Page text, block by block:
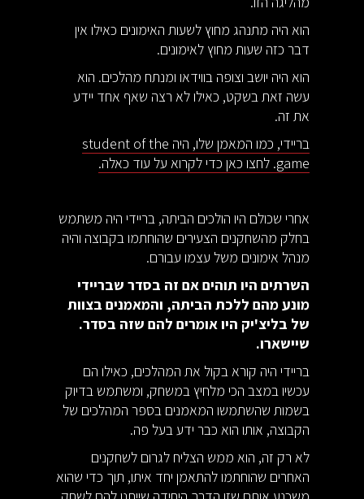
הוא היה מתנהג מחוץ לשעות האימונים כאילו אין
דבר כזה שעות מחוץ לאימונים.
הוא היה יושב וצופה בווידאו ומנתח מהלכים. הוא
עשה זאת בשקט, כאילו לא רצה שאף אחד יידע
את זה.
בריידי, כמו המאמן שלו, היה student of the
game. לחצו כאן כדי לקרוא על עוד כאלה.
אחרי שכולם היו הולכים הביתה, בריידי היה משתמש
בחלק מהשחקנים הצעירים שהוחתמו בקבוצה והיה
מנהל אימונים משל עצמו עבורם.
השרתים היו תוהים אם זה בסדר שבריידי
מונע מהם ללכת הביתה, והמאמנים בצוות
של בליצ'יק היו אומרים להם שזה בסדר.
שיישארו.
בריידי היה קורא בקול את המהלכים, כאילו הם
עכשיו במצב הכי מלחיץ במשחק, ומשתמש בדיוק
בשמות שהשתמשו המאמנים בספר המהלכים של
הקבוצה, אותו הוא כבר ידע בעל פה.
לא רק זה, הוא ממש הצליח לגרום לשחקנים
האחרים שהוחתמו להתאמן יחד איתו, תוך כדי שהוא